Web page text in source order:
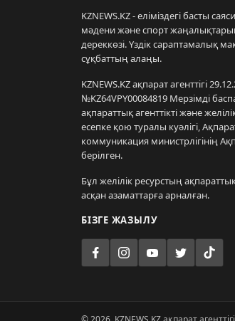
KZNEWS.KZ - еліміздегі басты
мәдени және спорт
дереккөзі. Үздік сараптамалық
сұқбаттың алаңы.
KZNEWS.KZ ақпарат агенттігі
№KZ64VPY00084819 Мерзімді
ақпараттық агенттікті және
есепке қою туралы куәлігі,
коммуникация министрлігінің
берілген.
Бұл желілік ресурстың
асқан азаматтарға арналған.
БІЗГЕ ЖАЗЫЛУ